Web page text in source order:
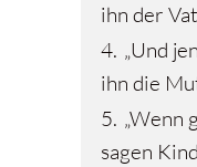
ihn der
4. „Und
ihn die
5. „Wenn
sagen